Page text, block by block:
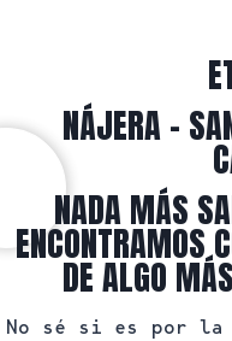
NÁJERA -
NADA MÁS
ENCONTRAMOS
DE ALGO
No sé si es por la